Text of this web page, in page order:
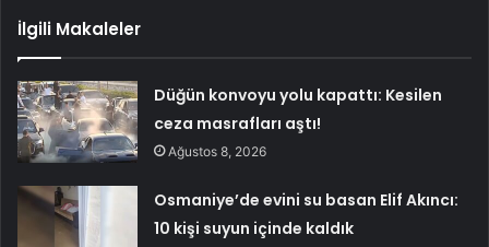
İlgili Makaleler
Düğün konvoyu yolu kapattı: Kesilen
ceza masrafları aştı!
Ağustos 8, 2026
Osmaniye’de evini su basan Elif Akıncı:
10 kişi suyun içinde kaldık